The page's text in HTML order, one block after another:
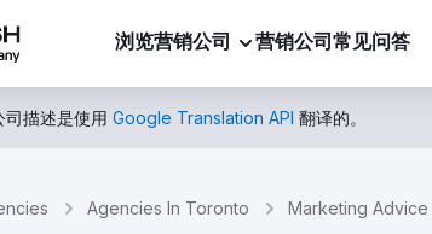
浏览营销公司 营销公司 常见问答
司描述是使用 Google Translation API 翻译的。
Agencies In Toronto Marketing